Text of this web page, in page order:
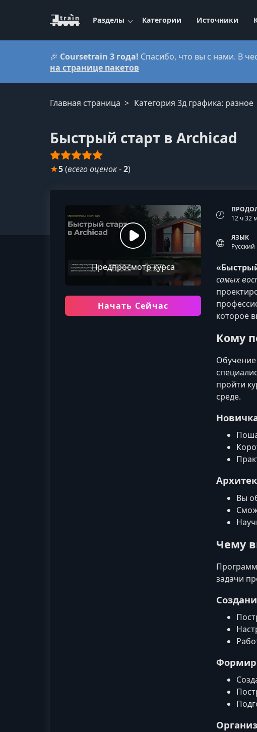
Разделы Категории Источники
🎉 Coursetrain 3 года! Спасибо, что вы с нами. В
на странице пакетов
Главная страница Категория 3д графика: разное
Быстрый старт в Archicad
★5(всего оценок-2)
Предпросмотр курса
Начать Сейчас
12 ч 32
ЯЗЫК
Русский
самых
которое
Кому
пройти
среде.
Вы
Чему
задачи